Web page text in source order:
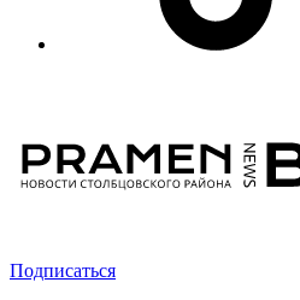
Подписаться